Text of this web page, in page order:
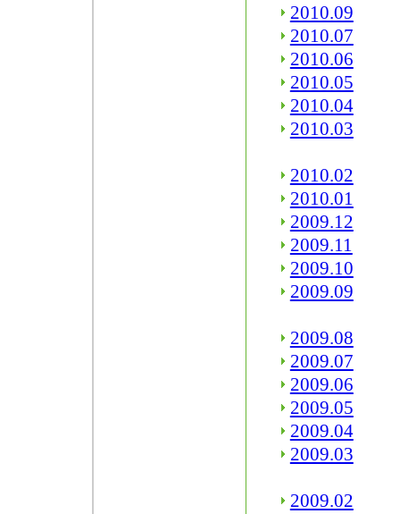
2010.09
2010.07
2010.06
2010.05
2010.04
2010.03
2010.02
2010.01
2009.12
2009.11
2009.10
2009.09
2009.08
2009.07
2009.06
2009.05
2009.04
2009.03
2009.02